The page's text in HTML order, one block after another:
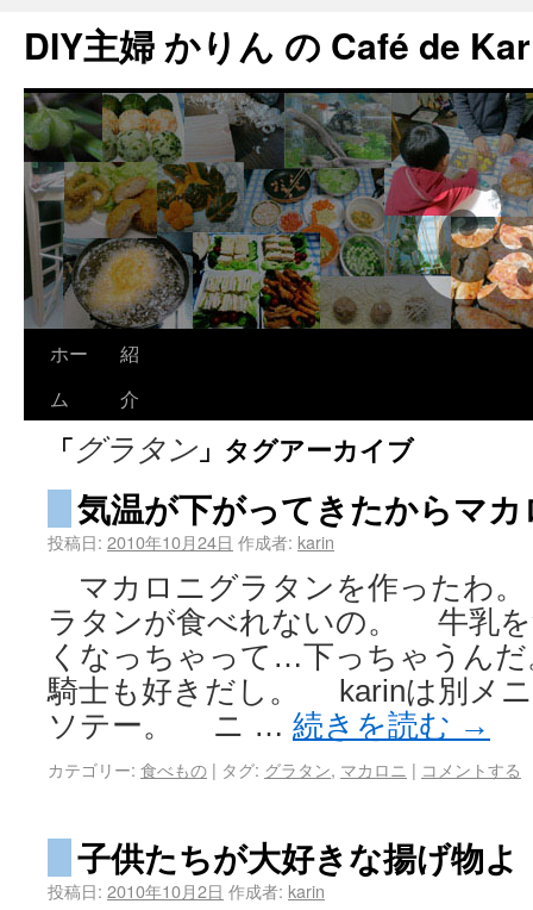
DIY主婦 かりん の Café de
ホー
ム
紹
介
「 グラタン 」タグアーカイブ
気温が下がってきたからマ
投稿日: 2010年10月24日 作成者: karin
マカロニグラタンを作ったわ
ラタンが食べれないの。 牛乳
くなっちゃって…下っちゃうん
騎士も好きだし。 karinは別メ
ソテー。 ニ … 続きを読む →
カテゴリー: 食べもの | タグ: グラタン, マカロニ | コメントする
子供たちが大好きな揚げ物よ
投稿日: 2010年10月2日 作成者: karin